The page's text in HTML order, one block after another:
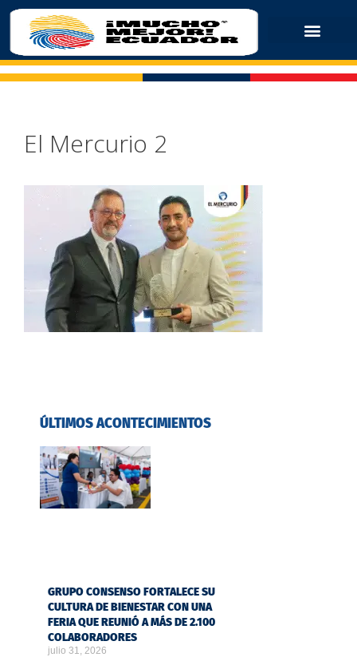
El Mercurio 2
ÚLTIMOS ACONTECIMIENTOS
GRUPO CONSENSO FORTALECE SU
CULTURA DE BIENESTAR CON UNA
FERIA QUE REUNIÓ A MÁS DE 2.100
COLABORADORES
julio 31, 2026